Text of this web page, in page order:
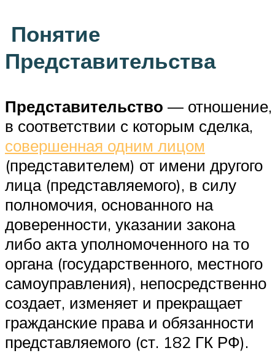
Понятие
Представительства
Представительство — отношение,
в соответствии с которым сделка,
совершенная одним лицом
(представителем) от имени другого
лица (представляемого), в силу
полномочия, основанного на
доверенности, указании закона
либо акта уполномоченного на то
органа (государственного, местного
самоуправления), непосредственно
создает, изменяет и прекращает
гражданские права и обязанности
представляемого (ст. 182 ГК РФ).